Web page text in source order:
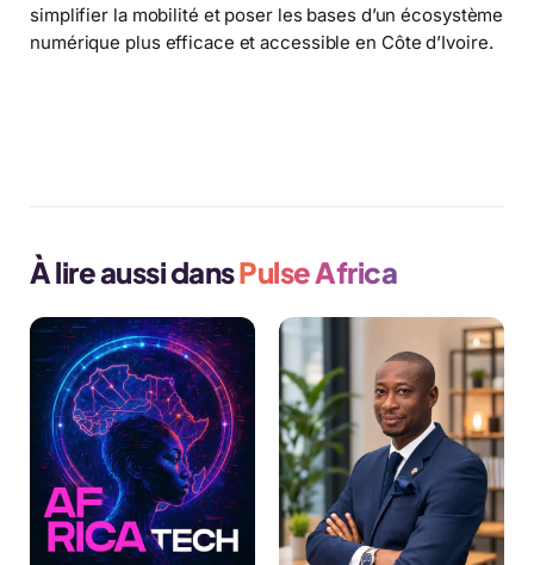
simplifier la mobilité et poser les bases d’un écosystème
numérique plus efficace et accessible en Côte d’Ivoire.
À lire aussi dansPulse Africa